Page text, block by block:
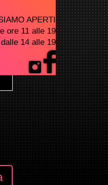
APERTI
ore 11 alle 19
14 alle 19